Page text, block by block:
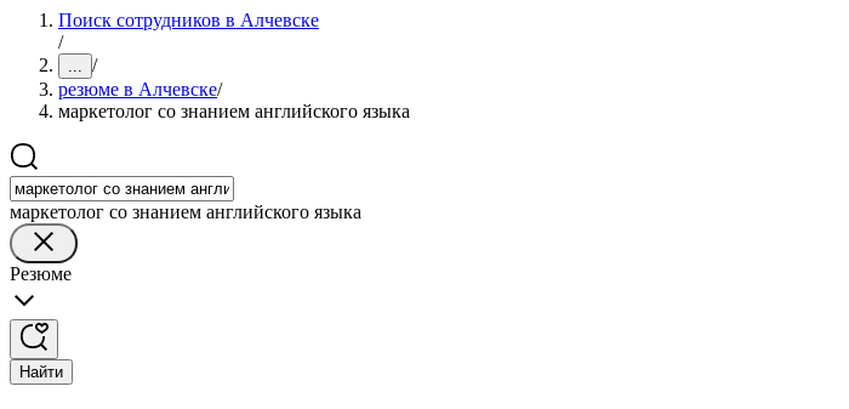
Поиск сотрудников в Алчевске
/
... /
резюме в Алчевске/
маркетолог со знанием английского языка
маркетолог со знанием английского языка
Резюме
Найти